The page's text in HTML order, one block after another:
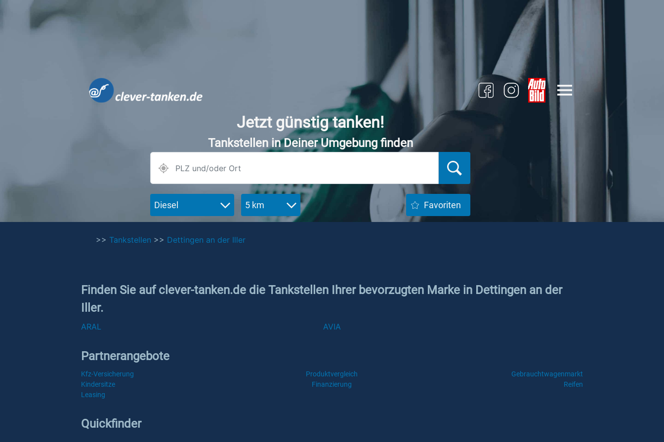
Jetzt günstig tanken!
Tankstellen in Deiner Umgebung finden
Diesel 5 km Favoriten
>> Tankstellen >> Dettingen an der Iller
Finden Sie auf clever-tanken.de die Tankstellen Ihrer bevorzugten Marke in Dettingen an der
Iller.
ARAL AVIA
Partnerangebote
Kfz-Versicherung Produktvergleich
Gebrauchtwagenmarkt
Kindersitze
Finanzierung
Reifen
Leasing
Quickfinder